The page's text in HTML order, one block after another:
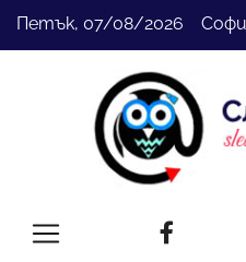
Петък, 07/08/2026